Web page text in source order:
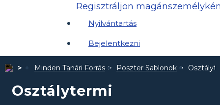
Regisztráljon
Nyilvántartás
Bejelentkezni
Minden Tanári Forrás Poszter Sablonok
Osztálytermi